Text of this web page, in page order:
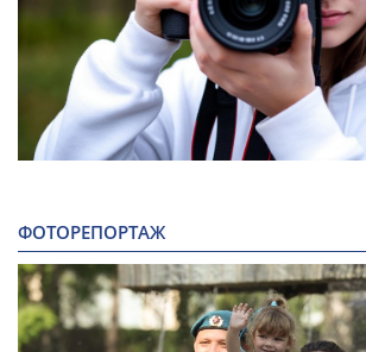
ФОТОРЕПОРТАЖ